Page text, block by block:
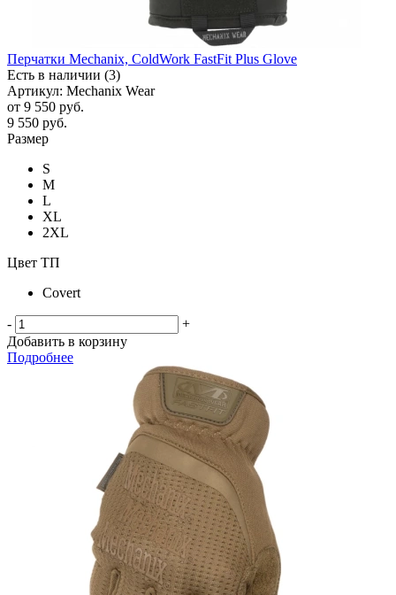
Перчатки Mechanix, ColdWork FastFit Plus Glove
Есть в наличии (3)
Артикул: Mechanix Wear
от 9 550 руб.
9 550 руб.
Размер
S
M
L
XL
2XL
Цвет ТП
Covert
-
+
Добавить в корзину
Подробнее